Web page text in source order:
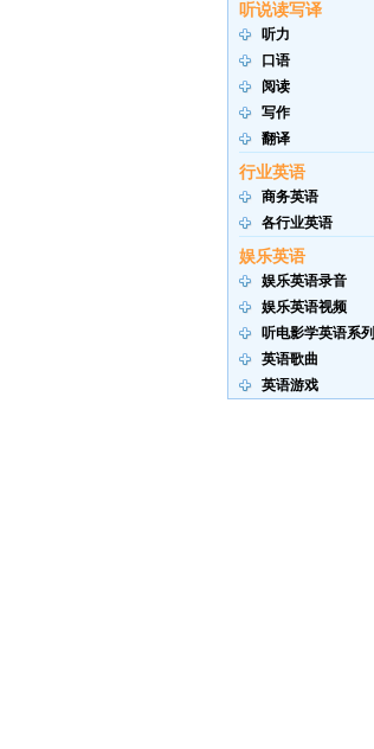
听说读写译
听力
口语
阅读
写作
翻译
行业英语
商务英语
各行业英语
娱乐英语
娱乐英语录音
娱乐英语视频
听电影学英语系列
英语歌曲
英语游戏